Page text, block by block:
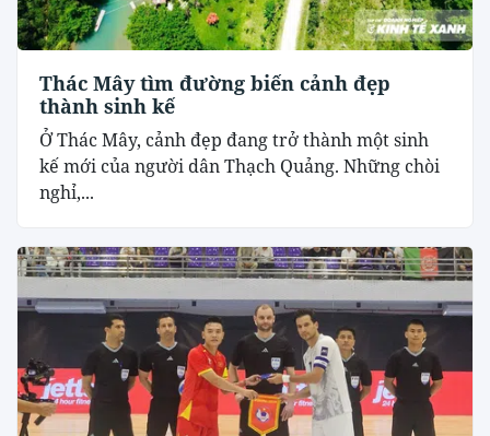
Thác Mây tìm đường biến cảnh đẹp
thành sinh kế
Ở Thác Mây, cảnh đẹp đang trở thành một sinh
kế mới của người dân Thạch Quảng. Những chòi
nghỉ,...